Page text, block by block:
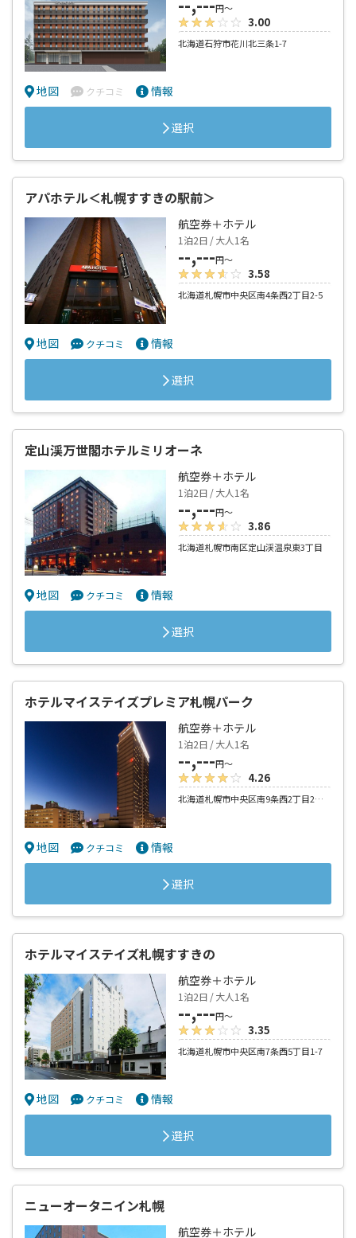
円～
3.00
北海道石狩市花川北三条1-7
地図 クチコミ 情報
選択
アパホテル＜札幌すすきの駅前＞
航空券＋ホテル
1泊2日 / 大人1名
--,---円～
3.58
北海道札幌市中央区南4条西2丁目2-5
地図 クチコミ 情報
選択
定山渓万世閣ホテルミリオーネ
航空券＋ホテル
1泊2日 / 大人1名
--,---円～
3.86
北海道札幌市南区定山渓温泉東3丁目
地図 クチコミ 情報
選択
ホテルマイステイズプレミア札幌パーク
航空券＋ホテル
1泊2日 / 大人1名
--,---円～
4.26
北海道札幌市中央区南9条西2丁目2－10
地図 クチコミ 情報
選択
ホテルマイステイズ札幌すすきの
航空券＋ホテル
1泊2日 / 大人1名
--,---円～
3.35
北海道札幌市中央区南7条西5丁目1-7
地図 クチコミ 情報
選択
ニューオータニイン札幌
航空券＋ホテル